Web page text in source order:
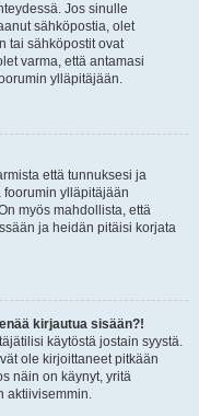
Jos sinulle
sähköpostia, olet
tai sähköpostit ovat
varma, että antamasi
ylläpitäjään.
että tunnuksesi ja
foorumin ylläpitäjään
myös mahdollista, että
ja heidän pitäisi korjata
kirjautua sisään?!
käytöstä jostain syystä.
ole kirjoittaneet pitkään
näin on käynyt, yritä
aktiivisemmin.